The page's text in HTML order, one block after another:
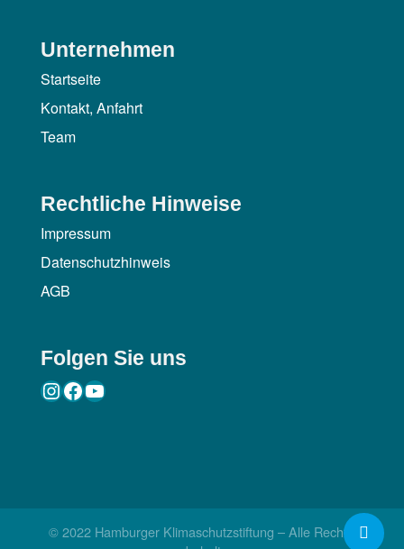
Unternehmen
Startseite
Kontakt, Anfahrt
Team
Rechtliche Hinweise
Impressum
Datenschutzhinweis
AGB
Folgen Sie uns
Instagram
Facebook
YouTube
© 2022 Hamburger Klimaschutzstiftung – Alle Rechte
